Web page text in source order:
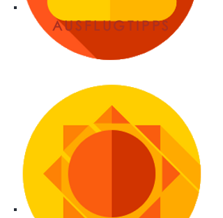
AUSFLUGTIPPS